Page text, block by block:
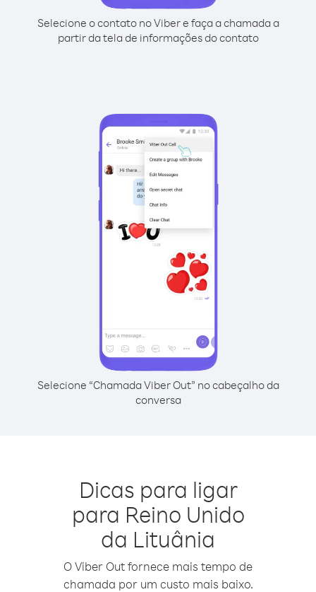
Selecione o contato no Viber e faça a chamada a
partir da tela de informações do contato
Selecione “Chamada Viber Out” no cabeçalho da
conversa
Dicas para ligar
para Reino Unido
da Lituânia
O Viber Out fornece mais tempo de
chamada por um custo mais baixo.